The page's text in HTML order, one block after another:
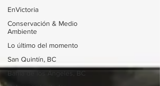
EnVictoria
Conservación & Medio
Ambiente
Lo último del momento
San Quintín, BC
Bahía de los Ángeles, BC